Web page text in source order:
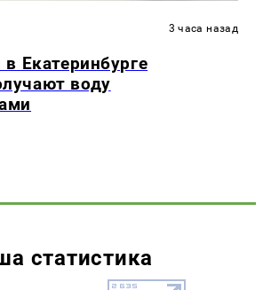
3 часа назад
Екатеринбурге
воду
статистика